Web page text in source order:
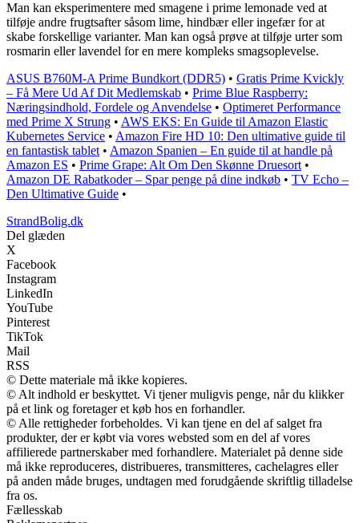
Man kan eksperimentere med smagene i prime lemonade ved at
tilføje andre frugtsafter såsom lime, hindbær eller ingefær for at
skabe forskellige varianter. Man kan også prøve at tilføje urter som
rosmarin eller lavendel for en mere kompleks smagsoplevelse.
ASUS B760M-A Prime Bundkort (DDR5) • Gratis Prime Kvickly
– Få Mere Ud Af Dit Medlemskab • Prime Blue Raspberry:
Næringsindhold, Fordele og Anvendelse • Optimeret Performance
med Prime X Strung • AWS EKS: En Guide til Amazon Elastic
Kubernetes Service • Amazon Fire HD 10: Den ultimative guide til
en fantastisk tablet • Amazon Spanien – En guide til at handle på
Amazon ES • Prime Grape: Alt Om Den Skønne Druesort •
Amazon DE Rabatkoder – Spar penge på dine indkøb • TV Echo –
Den Ultimative Guide •
StrandBolig.dk
Del glæden
X
Facebook
Instagram
LinkedIn
YouTube
Pinterest
TikTok
Mail
RSS
© Dette materiale må ikke kopieres.
© Alt indhold er beskyttet. Vi tjener muligvis penge, når du klikker
på et link og foretager et køb hos en forhandler.
© Alle rettigheder forbeholdes. Vi kan tjene en del af salget fra
produkter, der er købt via vores websted som en del af vores
affilierede partnerskaber med forhandlere. Materialet på denne side
må ikke reproduceres, distribueres, transmitteres, cachelagres eller
på anden måde bruges, undtagen med forudgående skriftlig tilladelse
fra os.
Fællesskab